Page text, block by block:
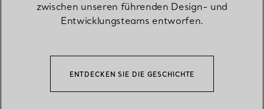
zwischen unseren führenden Design- und
Entwicklungsteams entworfen.
ENTDECKEN SIE DIE GESCHICHTE